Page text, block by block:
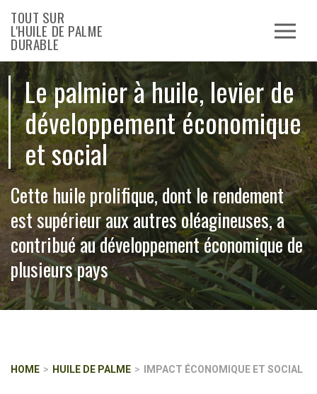
TOUT SUR
L'HUILE DE PALME
DURABLE
Le palmier à huile, levier de
développement économique
et social
Cette huile prolifique, dont le rendement
est supérieur aux autres oléagineuses, a
contribué au développement économique de
plusieurs pays
HOME HUILE DE PALME IMPACT ÉCONOMIQUE ET SOCIAL